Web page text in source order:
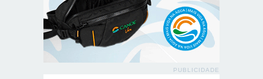
PUBLICIDADE